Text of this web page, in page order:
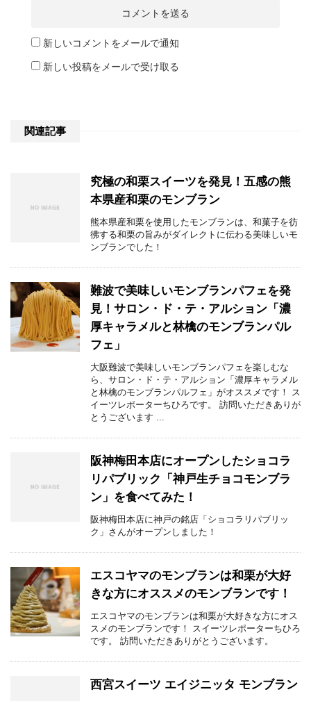
新しいコメントをメールで通知
新しい投稿をメールで受け取る
関連記事
究極の和栗スイーツを発見！五感の熊
本県産和栗のモンブラン
熊本県産和栗を使用したモンブランは、和菓子を彷
彿する和栗の旨みがダイレクトに伝わる美味しいモ
ンブランでした！
難波で美味しいモンブランパフェを発
見！サロン・ド・テ・アルション「濃
厚キャラメルと林檎のモンブランパル
フェ」
大阪難波で美味しいモンブランパフェを楽しむな
ら、サロン・ド・テ・アルション「濃厚キャラメル
と林檎のモンブランパルフェ」がオススメです！ ス
イーツレポーターちひろです。 訪問いただきありが
とうございます ...
阪神梅田本店にオープンしたショコラ
リパブリック「神戸生チョコモンブラ
ン」を食べてみた！
阪神梅田本店に神戸の銘店「ショコラリパブリッ
ク」さんがオープンしました！
エスコヤマのモンブランは和栗が大好
きな方にオススメのモンブランです！
エスコヤマのモンブランは和栗が大好きな方にオス
スメのモンブランです！ スイーツレポーターちひろ
です。 訪問いただきありがとうございます。
西宮スイーツ エイジニッタ モンブラン